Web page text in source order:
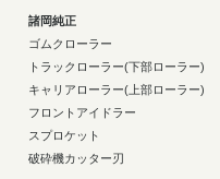
諸岡純正
ゴムクローラー
トラックローラー(下部ローラー)
キャリアローラー(上部ローラー)
フロントアイドラー
スプロケット
破砕機カッター刃